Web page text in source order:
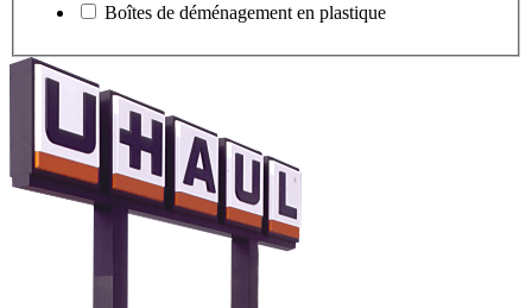
Boîtes de déménagement en plastique